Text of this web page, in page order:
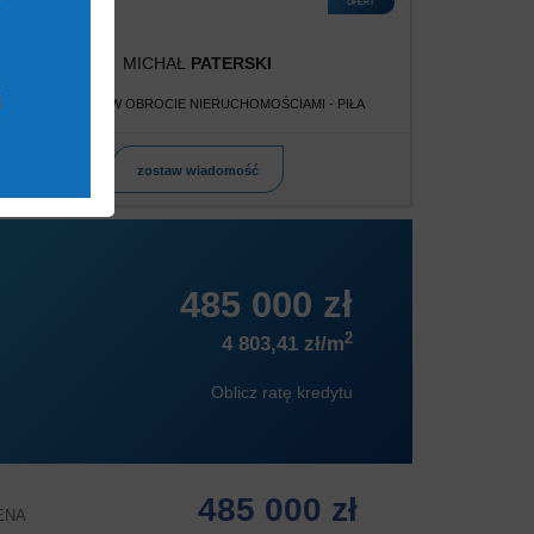
MICHAŁ PATERSKI
POŚREDNIK W OBROCIE NIERUCHOMOŚCIAMI - PIŁA
zostaw wiadomość
485 000 zł
4 803,41 zł/m2
Oblicz ratę kredytu
485 000 zł